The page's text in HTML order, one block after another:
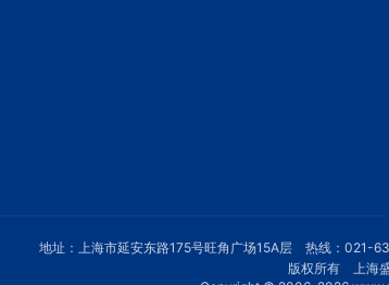
地址：上海市延安东路175号旺角广场15A层 热线：021-
版权所有 上海